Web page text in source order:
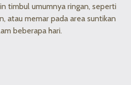
timbul umumnya ringan, seperti
atau memar pada area suntikan
beberapa hari.